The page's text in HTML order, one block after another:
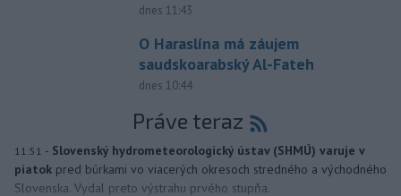
dnes 11:43
O Haraslína má záujem
saudskoarabský Al-Fateh
dnes 10:44
Práve teraz
11:51 - Slovenský hydrometeorologický ústav (SHMÚ) varuje v
piatok pred búrkami vo viacerých okresoch stredného a východného
Slovenska. Vydal preto výstrahu prvého stupňa.